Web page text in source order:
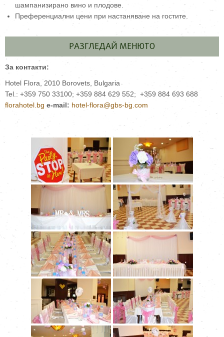
шампанизирано вино и плодове.
Преференциални цени при настаняване на гостите.
РАЗГЛЕДАЙ МЕНЮТО
За контакти:
Hotel Flora, 2010 Borovets, Bulgaria
Tel.: +359 750 33100; +359 884 629 552; +359 884 693 688
florahotel.bg е-mail: hotel-flora@gbs-bg.com